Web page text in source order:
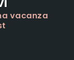
vacanza